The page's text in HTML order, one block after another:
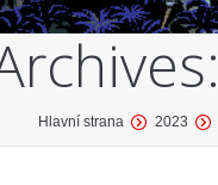
Hlavní strana 2023